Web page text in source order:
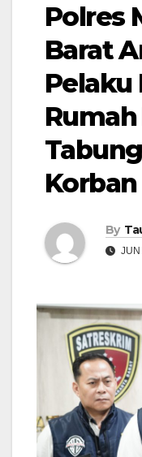
Polres
Barat
Pelaku
By
JUN